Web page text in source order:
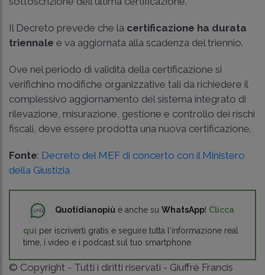
Il Decreto prevede che la certificazione ha durata
triennale e va aggiornata alla scadenza del triennio.
Ove nel periodo di validità della certificazione si
verifichino modifiche organizzative tali da richiedere il
complessivo aggiornamento del sistema integrato di
rilevazione, misurazione, gestione e controllo dei rischi
fiscali, deve essere prodotta una nuova certificazione.
Fonte: Decreto del MEF di concerto con il Ministero
della Giustizia
Quotidianopiù è anche su WhatsApp! Clicca
qui per iscriverti gratis e seguire tutta l'informazione real
time, i video e i podcast sul tuo smartphone.
© Copyright - Tutti i diritti riservati - Giuffrè Francis